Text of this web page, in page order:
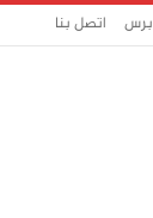
برس اتصل بنا